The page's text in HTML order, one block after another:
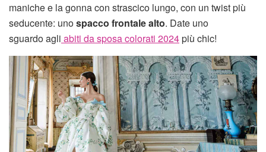
maniche e la gonna con strascico lungo, con un twist più
seducente: unospacco frontale alto. Date uno
sguardo agli abiti da sposa colorati 2024più chic!